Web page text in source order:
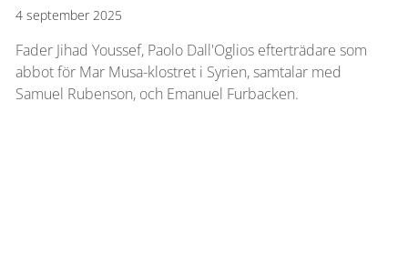
4 september 2025
Fader Jihad Youssef, Paolo Dall'Oglios efterträdare som
abbot för Mar Musa-klostret i Syrien, samtalar med
Samuel Rubenson, och Emanuel Furbacken.